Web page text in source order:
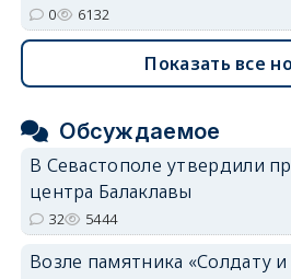
0 6132
Показать все
Обсуждаемое
В Севастополе утвердили
центра Балаклавы
32 5444
Возле памятника «Солдату